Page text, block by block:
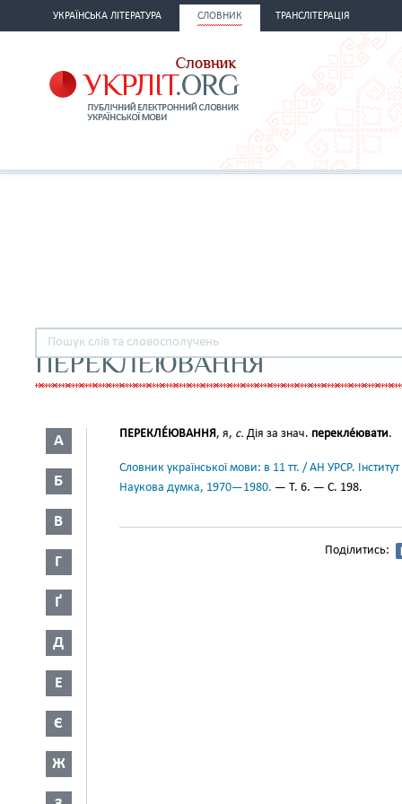
УКРАЇНСЬКА ЛІТЕРАТУРА СЛОВНИК ТРАНСЛІТЕРАЦІЯ
ПЕРЕКЛЕЮВАННЯ
А
Б
В
Г
Ґ
Д
Е
Є
Ж
ПЕРЕКЛЕ́ЮВАННЯ, я, с. Дія за знач. перекле́ювати.
Словник української мови: в 11 тт. / АН УРСР.
Наукова думка, 1970—1980. — Т. 6. — С. 198.
Поділитись: